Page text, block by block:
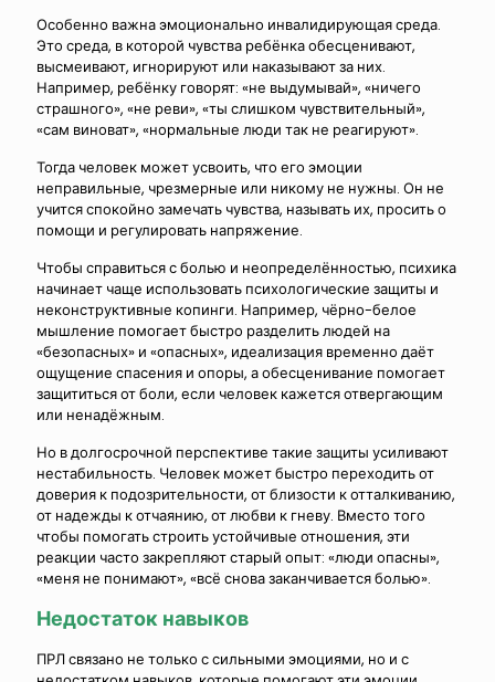
Особенно важна эмоционально инвалидирующая среда.
Это среда, в которой чувства ребёнка обесценивают,
высмеивают, игнорируют или наказывают за них.
Например, ребёнку говорят: «не выдумывай», «ничего
страшного», «не реви», «ты слишком чувствительный»,
«сам виноват», «нормальные люди так не реагируют».
Тогда человек может усвоить, что его эмоции
неправильные, чрезмерные или никому не нужны. Он не
учится спокойно замечать чувства, называть их, просить о
помощи и регулировать напряжение.
Чтобы справиться с болью и неопределённостью, психика
начинает чаще использовать психологические защиты и
неконструктивные копинги. Например, чёрно-белое
мышление помогает быстро разделить людей на
«безопасных» и «опасных», идеализация временно даёт
ощущение спасения и опоры, а обесценивание помогает
защититься от боли, если человек кажется отвергающим
или ненадёжным.
Но в долгосрочной перспективе такие защиты усиливают
нестабильность. Человек может быстро переходить от
доверия к подозрительности, от близости к отталкиванию,
от надежды к отчаянию, от любви к гневу. Вместо того
чтобы помогать строить устойчивые отношения, эти
реакции часто закрепляют старый опыт: «люди опасны»,
«меня не понимают», «всё снова заканчивается болью».
Недостаток навыков
ПРЛ связано не только с сильными эмоциями, но и с